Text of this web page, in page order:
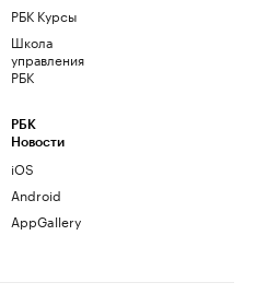
РБК Курсы
Школа
управления
РБК
РБК
Новости
iOS
Android
AppGallery